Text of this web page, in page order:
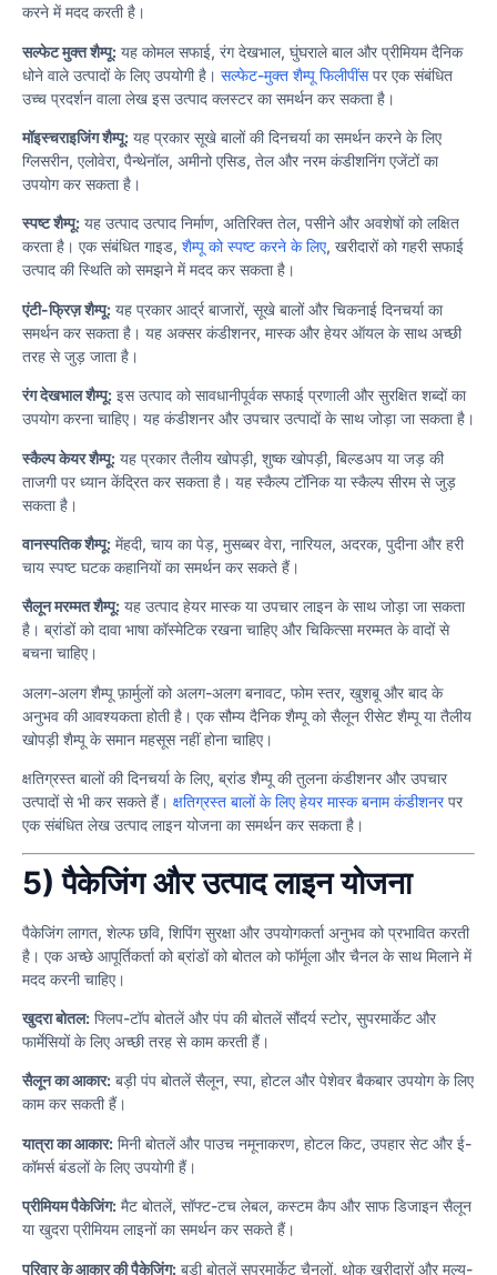
करने में मदद करती है।
सल्फेट मुक्त शैम्पू: यह कोमल सफाई, रंग देखभाल, घुंघराले बाल और प्रीमियम दैनिक
धोने वाले उत्पादों के लिए उपयोगी है। सल्फेट-मुक्त शैम्पू फिलीपींसपर एक संबंधित
उच्च प्रदर्शन वाला लेख इस उत्पाद क्लस्टर का समर्थन कर सकता है।
मॉइस्चराइजिंग शैम्पू: यह प्रकार सूखे बालों की दिनचर्या का समर्थन करने के लिए
ग्लिसरीन, एलोवेरा, पैन्थेनॉल, अमीनो एसिड, तेल और नरम कंडीशनिंग एजेंटों का
उपयोग कर सकता है।
स्पष्ट शैम्पू: यह उत्पाद उत्पाद निर्माण, अतिरिक्त तेल, पसीने और अवशेषों को लक्षित
करता है। एक संबंधित गाइड, शैम्पू को स्पष्ट करने के लिए, खरीदारों को गहरी सफाई
उत्पाद की स्थिति को समझने में मदद कर सकता है।
एंटी-फ्रिज़ शैम्पू: यह प्रकार आर्द्र बाजारों, सूखे बालों और चिकनाई दिनचर्या का
समर्थन कर सकता है। यह अक्सर कंडीशनर, मास्क और हेयर ऑयल के साथ अच्छी
तरह से जुड़ जाता है।
रंग देखभाल शैम्पू: इस उत्पाद को सावधानीपूर्वक सफाई प्रणाली और सुरक्षित शब्दों का
उपयोग करना चाहिए। यह कंडीशनर और उपचार उत्पादों के साथ जोड़ा जा सकता है।
स्कैल्प केयर शैम्पू: यह प्रकार तैलीय खोपड़ी, शुष्क खोपड़ी, बिल्डअप या जड़ की
ताजगी पर ध्यान केंद्रित कर सकता है। यह स्कैल्प टॉनिक या स्कैल्प सीरम से जुड़
सकता है।
वानस्पतिक शैम्पू: मेंहदी, चाय का पेड़, मुसब्बर वेरा, नारियल, अदरक, पुदीना और हरी
चाय स्पष्ट घटक कहानियों का समर्थन कर सकते हैं।
सैलून मरम्मत शैम्पू: यह उत्पाद हेयर मास्क या उपचार लाइन के साथ जोड़ा जा सकता
है। ब्रांडों को दावा भाषा कॉस्मेटिक रखना चाहिए और चिकित्सा मरम्मत के वादों से
बचना चाहिए।
अलग-अलग शैम्पू फ़ार्मुलों को अलग-अलग बनावट, फोम स्तर, खुशबू और बाद के
अनुभव की आवश्यकता होती है। एक सौम्य दैनिक शैम्पू को सैलून रीसेट शैम्पू या तैलीय
खोपड़ी शैम्पू के समान महसूस नहीं होना चाहिए।
क्षतिग्रस्त बालों की दिनचर्या के लिए, ब्रांड शैम्पू की तुलना कंडीशनर और उपचार
उत्पादों से भी कर सकते हैं। क्षतिग्रस्त बालों के लिए हेयर मास्क बनाम कंडीशनरपर
एक संबंधित लेख उत्पाद लाइन योजना का समर्थन कर सकता है।
5) पैकेजिंग और उत्पाद लाइन योजना
पैकेजिंग लागत, शेल्फ छवि, शिपिंग सुरक्षा और उपयोगकर्ता अनुभव को प्रभावित करती
है। एक अच्छे आपूर्तिकर्ता को ब्रांडों को बोतल को फॉर्मूला और चैनल के साथ मिलाने में
मदद करनी चाहिए।
खुदरा बोतल: फ्लिप-टॉप बोतलें और पंप की बोतलें सौंदर्य स्टोर, सुपरमार्केट और
फार्मेसियों के लिए अच्छी तरह से काम करती हैं।
सैलून का आकार: बड़ी पंप बोतलें सैलून, स्पा, होटल और पेशेवर बैकबार उपयोग के लिए
काम कर सकती हैं।
यात्रा का आकार: मिनी बोतलें और पाउच नमूनाकरण, होटल किट, उपहार सेट और ई-
कॉमर्स बंडलों के लिए उपयोगी हैं।
प्रीमियम पैकेजिंग: मैट बोतलें, सॉफ्ट-टच लेबल, कस्टम कैप और साफ डिजाइन सैलून
या खुदरा प्रीमियम लाइनों का समर्थन कर सकते हैं।
परिवार के आकार की पैकेजिंग: बड़ी बोतलें सुपरमार्केट चैनलों, थोक खरीदारों और मूल्य-